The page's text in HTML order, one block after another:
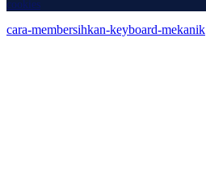
cookies
cara-membersihkan-keyboard-mekanik